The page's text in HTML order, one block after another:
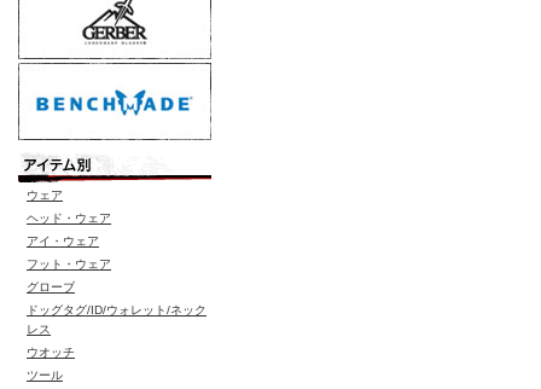
ウェア
ヘッド・ウェア
アイ・ウェア
フット・ウェア
グローブ
ドッグタグ/ID/ウォレット/ネック
レス
ウオッチ
ツール